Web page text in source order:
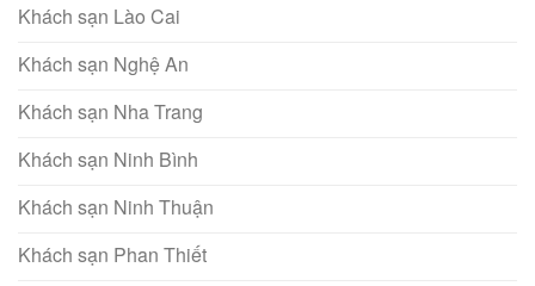
Khách sạn Lào Cai
Khách sạn Nghệ An
Khách sạn Nha Trang
Khách sạn Ninh Bình
Khách sạn Ninh Thuận
Khách sạn Phan Thiết